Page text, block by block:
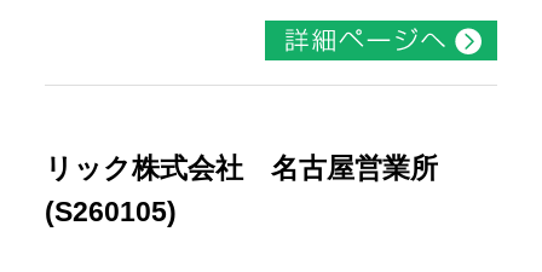
リック株式会社 名古屋営業所
(S260105)